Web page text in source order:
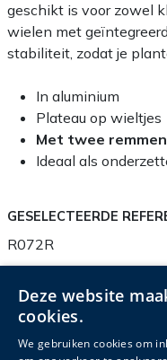
geschikt is voor zowel
wielen met
stabiliteit, zodat je
In aluminium
Plateau op wieltjes
Met twee remmen
Ideaal als
GESELECTEERDE
R072R
Productinfo
Deze website
cookies.
We gebruiken cookies om